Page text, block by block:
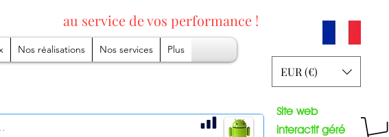
Nos réalisations Nos services Plus
EUR (€)
au service de vos performance !
Site web
interactif géré